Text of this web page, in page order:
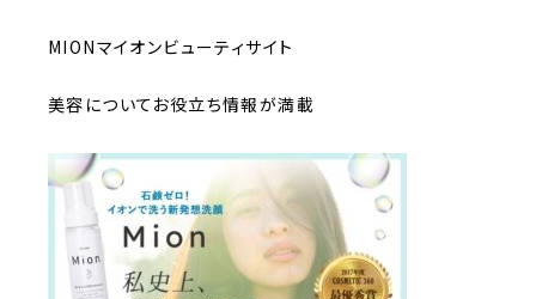
MIONマイオンビューティサイト
美容についてお役立ち情報が満載